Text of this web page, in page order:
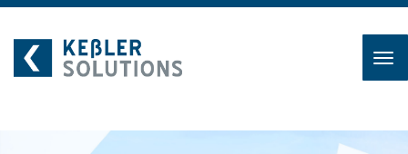
content